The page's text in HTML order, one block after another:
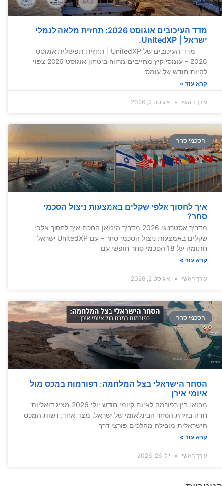
מדד העיכובים אוגוסט 2026: תחזית מלאה לנמלי
ישראל | UnitedXP.
מדד העיכובים של UnitedXP | תחזית תפעולית אוגוסט
2026 – עומסי קיץ מחייבים מרווח ביטחון אוגוסט 2026 צפוי
להיות חודש של עומס
קרא עוד »
עורך ראשי אוגוסט 2, 2026
הסכמי סחר
איך לחסוך אלפי שקלים באמצעות ניצול הסכמי
סחר?
מדריך אסטרטגי 2026 מדריך היבואן החכם איך לחסוך אלפי
שקלים באמצעות ניצול הסכמי סחר – עם UnitedXP ישראל
חתומה על 18 הסכמי סחר חופשי עם
קרא עוד »
עורך ראשי אוגוסט 2, 2026
הסכמי סחר
הסחר הישראלי בצל המלחמה: רפורמות במכס מול
איומי אירן
מבוא: בין רפורמה לאיום קיומי חודש יולי 2026 מציג דואליות
חדה בזירת הסחר הבינלאומי של ישראל. מצד אחד, רשות המכס
הישראלית מובילה מהלכים פורצי דרך
קרא עוד »
עורך ראשי יולי 26, 2026